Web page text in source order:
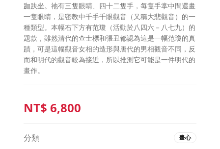
跏趺坐。祂有三隻眼睛、四十二隻手，每隻手掌中間還畫
一隻眼睛，是密教中千手千眼觀音（又稱大悲觀音）的一
種類型。本幅右下方有范瓊（活動於八四六－八七九）的
題款，雖然清代的查士標和張丑都認為這是一幅范瓊的真
蹟，可是這幅觀音女相的造形與唐代的男相觀音不同，反
而和明代的觀音較為接近，所以推測它可能是一件明代的
畫作。
NT$ 6,800
分類 畫心